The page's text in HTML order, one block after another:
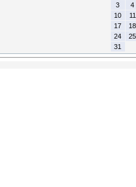
3
4
10
11
17
18
24
25
31